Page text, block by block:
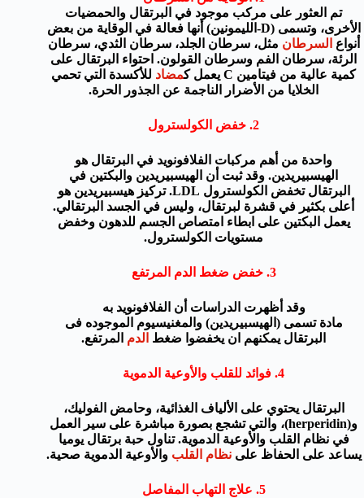
تم العثور على مركب موجود في البرتقال والحمضيات
الأخرى، وتسمى (D- الليمونين) أنها فعالة في الوقاية من بعض
أنواع السرطان مثل،سرطان الجلد،سرطان الثدي،سرطان
الرئة، سرطان الفم وسرطان القولون. احتواء البرتقال على
كمية عالية من فيتامين C
يعمل كمضاد للأكسدة التي تحمي
الخلايا من الأضرار الناجمة عن الجذور الحرة.
2. خفض الكولسترول
واحدة من أهم مركبات الفلافونويد في البرتقال هو
الهيسبيريدين. وقد ثبت أن الهيسبيريدين و البكتين في
البرتقال تخفض الكولسترول LDL
.تركيز هيسبيريدين هو
أعلى بكثير في قشرة لبرتقال، وليس في الجسد البرتقالي.
يعمل البكتين على ابطاء امتصاص الجسم للدهون وخفض
مستويات الكولسترول.
3. خفض ضغط الدم المرتفع
وقد أظهرت الدراسات أن الفلافونويد به
مادة تسمى (الهيسبيريدين) و المغنيسيوم الموجوده فى
البرتقال يمكنهم ان يخفضوا ضغط الدم المرتفع.
4. فوائد للقلب والأوعية الدموية
البرتقال يحتوي على الألياف الغذائية، وحامض الفوليك،
و(herperidin)، والتي تشجع بصورة مباشرة على سير العمل
في نظام القلب والأوعية الدموية.تناول حبة برتقال يوميا
يساعد على الحفاظ على نظام القلب والأوعية الدموية صحية.
5. علاج التهاب المفاصل